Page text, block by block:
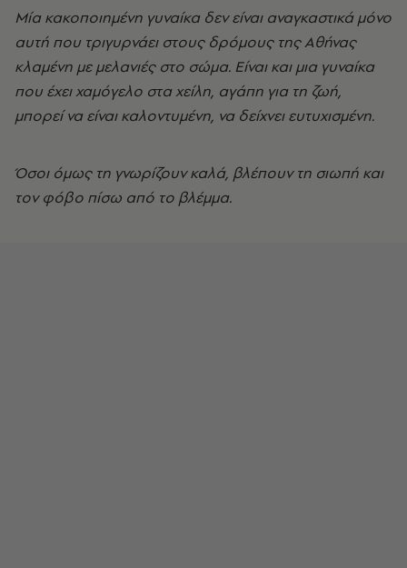
Μία κακοποιημένη γυναίκα δεν είναι αναγκαστικά μόνο
αυτή που τριγυρνάει στους δρόμους της Αθήνας
κλαμένη με μελανιές στο σώμα. Είναι και μια γυναίκα
που έχει χαμόγελο στα χείλη, αγάπη για τη ζωή,
μπορεί να είναι καλοντυμένη, να δείχνει ευτυχισμένη.
Όσοι όμως τη γνωρίζουν καλά, βλέπουν τη σιωπή και
τον φόβο πίσω από το βλέμμα.